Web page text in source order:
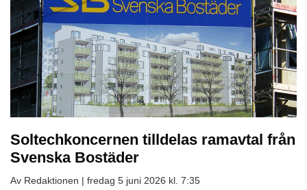
Soltechkoncernen tilldelas ramavtal från
Svenska Bostäder
Av Redaktionen | fredag 5 juni 2026 kl. 7:35